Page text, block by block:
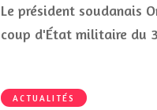
Le président soudanais
coup d'État militaire du
ACTUALITÉS